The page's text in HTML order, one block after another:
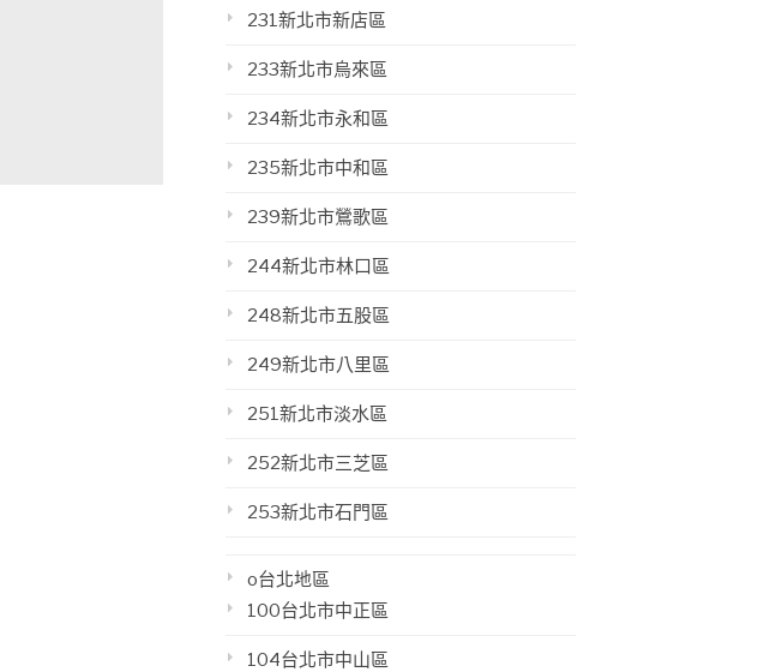
231新北市新店區
233新北市烏來區
234新北市永和區
235新北市中和區
239新北市鶯歌區
244新北市林口區
248新北市五股區
249新北市八里區
251新北市淡水區
252新北市三芝區
253新北市石門區
o台北地區
100台北市中正區
104台北市中山區